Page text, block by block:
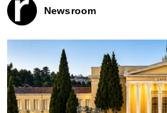
Newsroom